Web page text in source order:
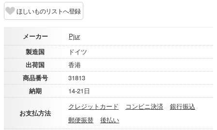
ほしいものリストへ登録
メーカー
Pjur
製造国
ドイツ
出荷国
香港
商品番号
31813
納期
14-21日
お支払方法
クレジットカード コンビニ決済
銀行振込
郵便振替
後払い